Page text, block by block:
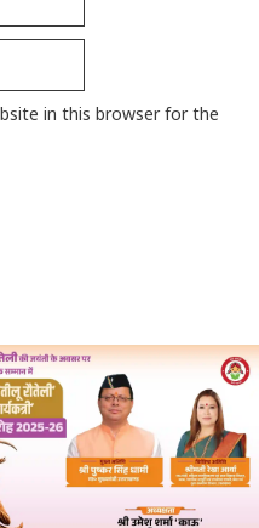
in this browser for the